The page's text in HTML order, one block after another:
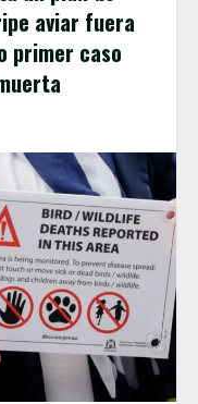
aviar fuera
primer caso